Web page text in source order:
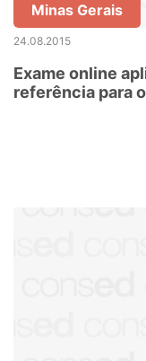
Minas Gerais
24.08.2015
Exame online
referência para